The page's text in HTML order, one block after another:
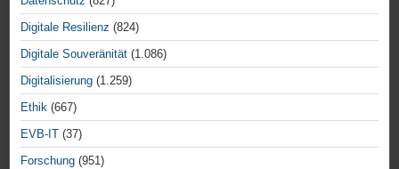
Digitale Resilienz (824)
Digitale Souveränität (1.086)
Digitalisierung (1.259)
Ethik (667)
EVB-IT (37)
Forschung (951)